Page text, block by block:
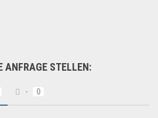
ANFRAGE STELLEN:
- 0